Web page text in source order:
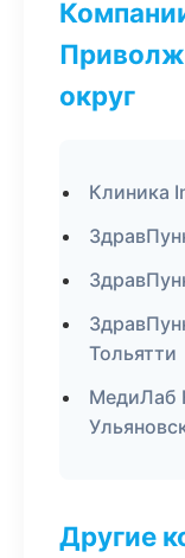
округ
Клиника
Тольятти
МедиЛаб
Другие